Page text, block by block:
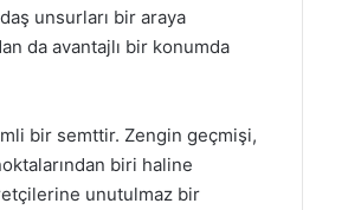
unsurları bir araya
da avantajlı bir konumda
bir semttir. Zengin geçmişi,
biri haline
unutulmaz bir